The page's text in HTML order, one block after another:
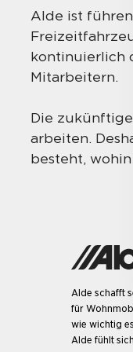
Alde ist
kontinuierlich
Mitarbeitern.
Die
arbeiten.
besteht,
Alde schafft
für
wie wichtig
Alde fühlt